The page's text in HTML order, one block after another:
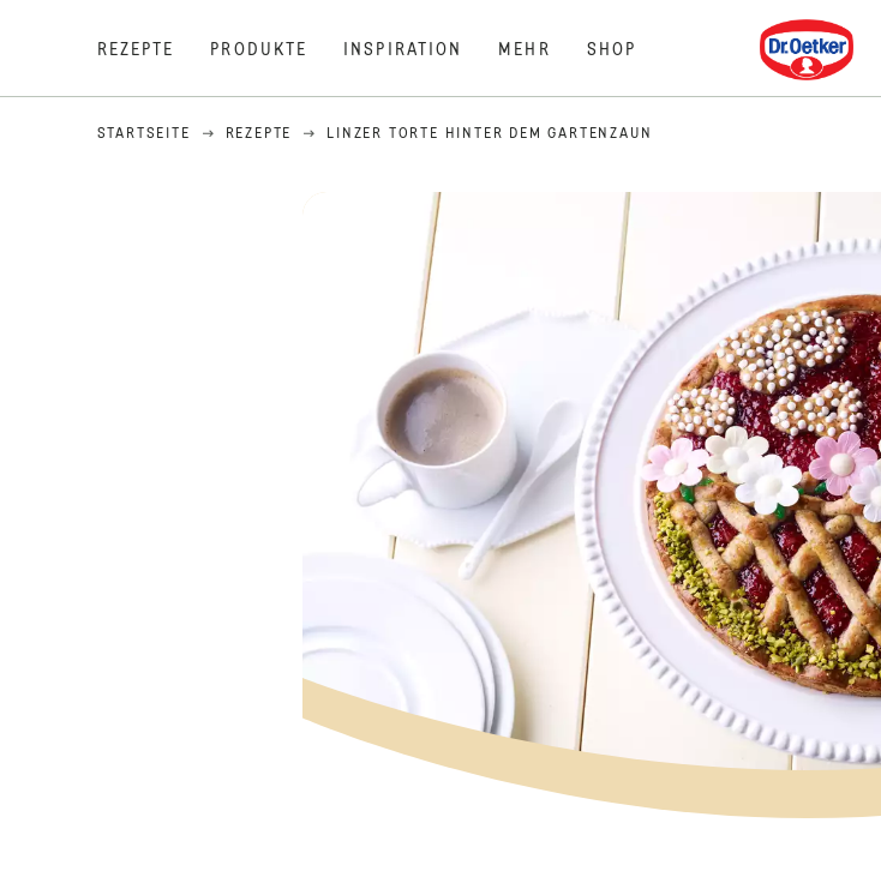
REZEPTE PRODUKTE INSPIRATION MEHR SHOP
Dr. Oetker
STARTSEITE REZEPTE LINZER TORTE HINTER DEM GARTENZAUN